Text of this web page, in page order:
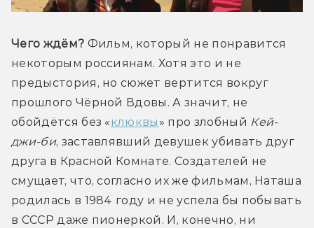
Чего ждём? Фильм, который не понравится
некоторым россиянам. Хотя это и не
предыстория, но сюжет вертится вокруг
прошлого Чёрной Вдовы. А значит, не
обойдётся без «клюквы » про злобный Кей-
джи-би, заставлявший девушек убивать друг
друга в Красной Комнате. Создателей не
смущает, что, согласно их же фильмам, Наташа
родилась в 1984 году и не успела бы побывать
в СССР даже пионеркой. И, конечно, ни